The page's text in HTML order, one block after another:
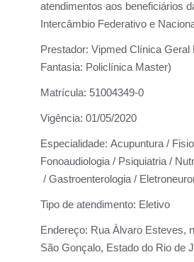
atendimentos aos beneficiários
Intercâmbio Federativo e
Prestador: Vipmed Clínica Geral
Fantasia: Policlínica Master)
Matrícula: 51004349-0
Vigência: 01/05/2020
Especialidade: Acupuntura /
Fonoaudiologia / Psiquiatria /
/ Gastroenterologia /
Tipo de atendimento: Eletivo
Endereço: Rua Àlvaro Esteves,
São Gonçalo, Estado do Rio de